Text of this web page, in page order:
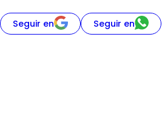
Seguir en Seguir en